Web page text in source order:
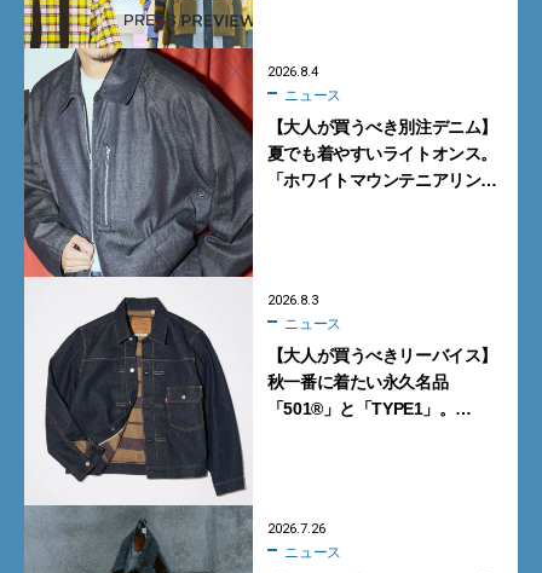
2026.8.4
ニュース
【大人が買うべき別注デニム】
夏でも着やすいライトオンス。
「ホワイトマウンテニアリン
2026.8.3
ニュース
【大人が買うべきリーバイス】
秋一番に着たい永久名品
「501®」と「TYPE1」。
2026.7.26
ニュース